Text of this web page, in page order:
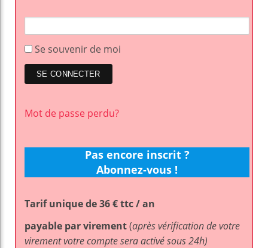
Se souvenir de moi
Mot de passe perdu?
Pas encore inscrit ?
Abonnez-vous !
Tarif unique de 36 € ttc / an
payable par virement(après vérification de votre
virement votre compte sera activé sous 24h)